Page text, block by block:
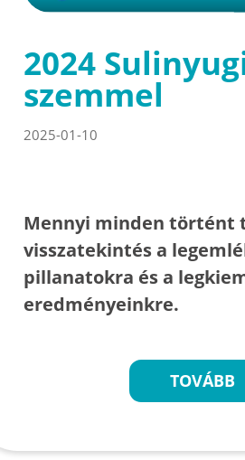
2024
szemmel
2025-01-10
Mennyi minden történt
visszatekintés a
pillanatokra és a
eredményeinkre.
TOVÁBB